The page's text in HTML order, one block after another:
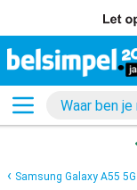
Samsung Galaxy A55